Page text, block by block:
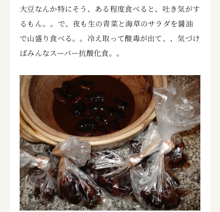
大豆なんか特にそう、ある程度食べると、吐き気がす
るもん。。で、夜も生の青菜と海草のサラダを醤油
で山盛り食べる。。冷え取って酸毒が出て、、気づけ
ばみんなスーパー抗酸化食。。